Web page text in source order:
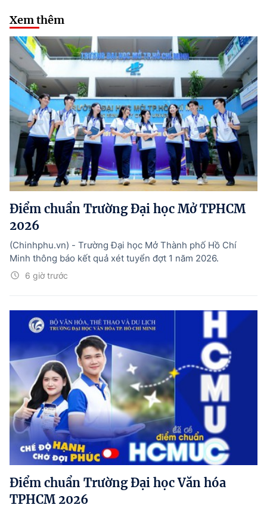
Xem thêm
Điểm chuẩn Trường Đại học Mở TPHCM
2026
6 giờ trước
(Chinhphu.vn) - Trường Đại học Mở Thành phố Hồ Chí
Minh thông báo kết quả xét tuyển đợt 1 năm 2026.
Điểm chuẩn Trường Đại học Văn hóa
TPHCM 2026